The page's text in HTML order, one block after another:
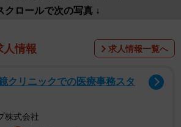
クロールで次の写真 ↓
人情報 求人情報一覧へ
クリニックでの医療事務スタ
株式会社